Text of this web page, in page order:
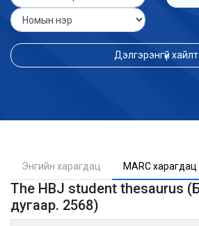
Дэлгэрэнгүй хайлт
Энгийн харагдац MARC харагдац
The HBJ student thesaurus
дугаар. 2568)